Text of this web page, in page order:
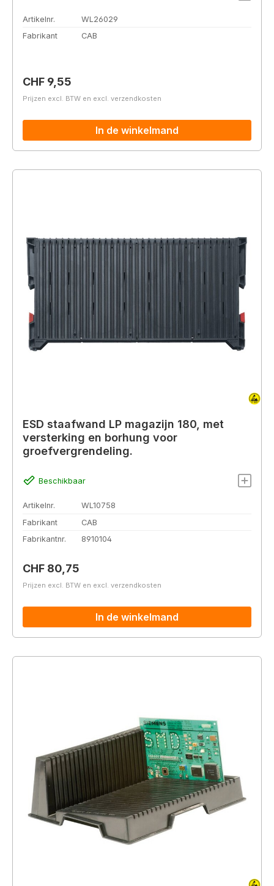
Artikelnr.
WL26029
Fabrikant
CAB
Normale prijs:
CHF 9,55
Prijzen excl. BTW en excl. verzendkosten
In de winkelmand
ESD staafwand LP magazijn 180, met
versterking en borhung voor
groefvergrendeling.
Beschikbaar
Artikelnr.
WL10758
Fabrikant
CAB
Fabrikantnr.
8910104
Normale prijs:
CHF 80,75
Prijzen excl. BTW en excl. verzendkosten
In de winkelmand